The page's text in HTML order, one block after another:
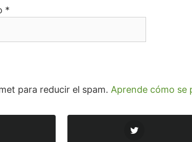
*
para reducir el spam. Aprende cómo se